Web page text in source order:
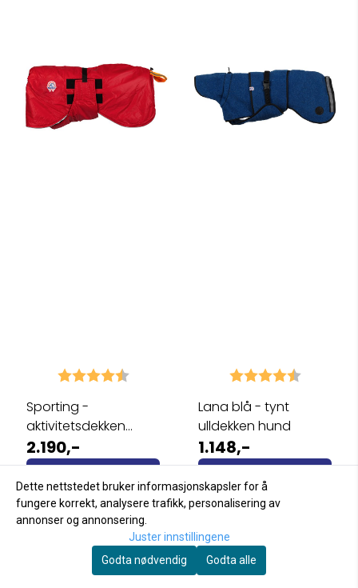
Karakter: 4.9 av 5 mulige
Sporting -
aktivitetsdekken
hund med 100% ullfór
2.190,-
Karakter: 4.8 av 5
Lana blå - tynt
ulldekken hund
1.148,-
(av59produkter)
Dette nettstedet bruker informasjonskapsler for å
fungere korrekt, analysere trafikk, personalisering av
annonser og annonsering.
Juster innstillingene
Godta nødvendig
Godta alle